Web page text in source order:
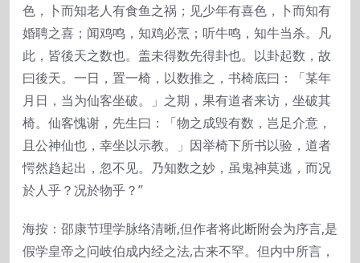
色，卜而知老人有食鱼之祸；见少年有喜色，卜而知有
婚聘之喜；闻鸡鸣，知鸡必烹；听牛鸣，知牛当杀。凡
此，皆後天之数也。盖未得数先得卦也。以卦起数，故
曰後天。一日，置一椅，以数推之，书椅底曰：「某年
月日，当为仙客坐破。」之期，果有道者来访，坐破其
椅。仙客愧谢，先生曰：「物之成毁有数，岂足介意，
且公神仙也，幸坐以示教。」因举椅下所书以验，道者
愕然趋起出，忽不见。乃知数之妙，虽鬼神莫逃，而况
於人乎？况於物乎？”
海按：邵康节理学脉络清晰,但作者将此断附会为序言,是
假学皇帝之问岐伯成内经之法,古来不罕。但内中所言，